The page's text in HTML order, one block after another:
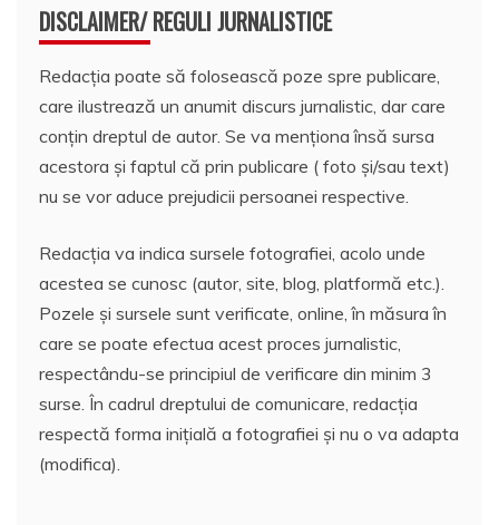
DISCLAIMER/ REGULI JURNALISTICE
Redacția poate să folosească poze spre publicare,
care ilustrează un anumit discurs jurnalistic, dar care
conțin dreptul de autor. Se va menționa însă sursa
acestora și faptul că prin publicare ( foto și/sau text)
nu se vor aduce prejudicii persoanei respective.
Redacția va indica sursele fotografiei, acolo unde
acestea se cunosc (autor, site, blog, platformă etc.).
Pozele și sursele sunt verificate, online, în măsura în
care se poate efectua acest proces jurnalistic,
respectându-se principiul de verificare din minim 3
surse. În cadrul dreptului de comunicare, redacția
respectă forma inițială a fotografiei și nu o va adapta
(modifica).